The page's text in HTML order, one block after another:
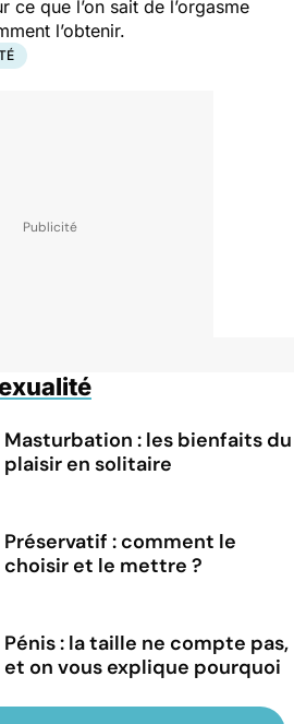
que l’on sait de l’orgasme
l’obtenir.
Masturbation : les bienfaits du
plaisir en solitaire
Préservatif : comment le
choisir et le mettre ?
Pénis : la taille ne compte pas,
et on vous explique pourquoi